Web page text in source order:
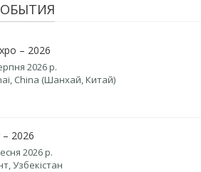
– 2026
2026 р.
China (Шанхай, Китай)
2026
2026 р.
Узбекістан